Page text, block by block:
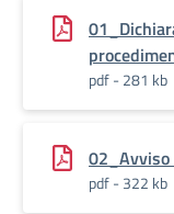
pdf - 281 kb
02_Avviso
pdf - 322 kb